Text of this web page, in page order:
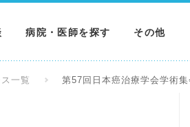
病院・医師を探す その他
一覧 第57回日本癌治療学会学術